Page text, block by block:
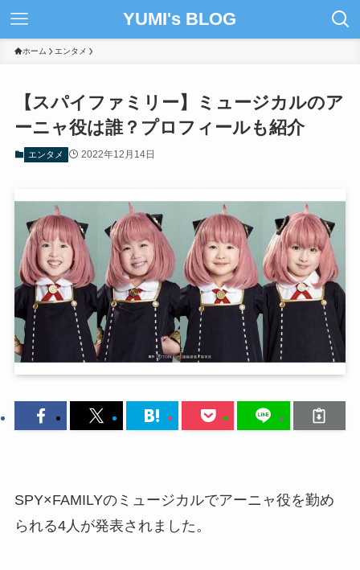
YUMI's BLOG
ホーム エンタメ
【スパイファミリー】ミュージカルのア
ーニャ役は誰？プロフィールも紹介
エンタメ 2022年12月14日
SPY×FAMILYのミュージカルでアーニャ役を勤め
られる4人が発表されました。